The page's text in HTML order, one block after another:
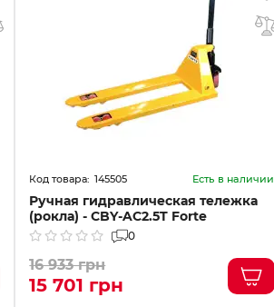
145505 Есть в наличии
Ручная гидравлическая тележка
(рокла) - CBY-AC2.5T Forte
0
16 933 грн
15 701 грн